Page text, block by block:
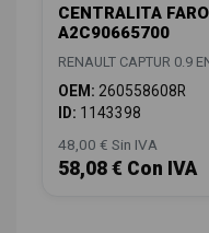
CENTRALITA
A2C90665700
RENAULT CAPTUR 0.9
OEM: 260558608R
ID: 1143398
48,00 € Sin IVA
58,08 € Con IVA